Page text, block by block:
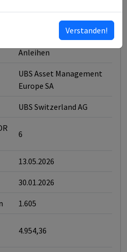
ISINs ausklappen
Anleihen
UBS Asset Management
Europe SA
UBS Switzerland AG
6
13.05.2026
30.01.2026
1.605
4.954,36
Verstanden!